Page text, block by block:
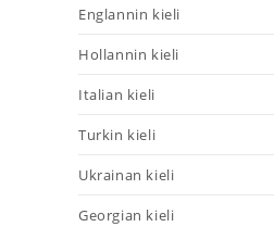
Englannin kieli
Hollannin kieli
Italian kieli
Turkin kieli
Ukrainan kieli
Georgian kieli